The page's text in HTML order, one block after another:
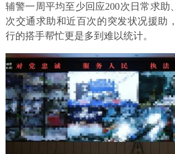
辅警一周平均至少回应200次日常求助
次交通求助和近百次的突发状况援助
行的搭手帮忙更是多到难以统计。